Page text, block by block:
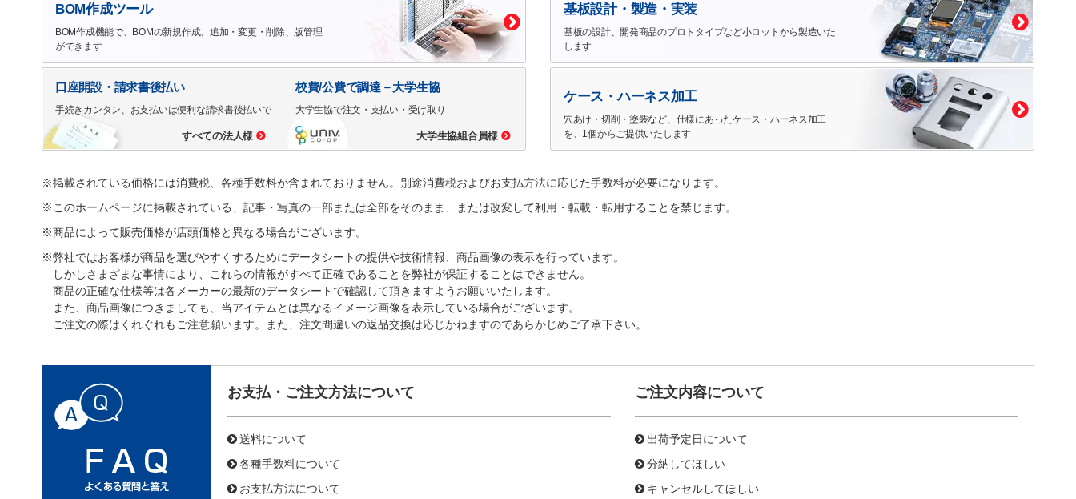
BOM作成ツール
BOM作成機能で、BOMの新規作成、追加・変更・削除、版管理
ができます
口座開設・請求書後払い
手続きカンタン、お支払いは便利な請求書後払いで
すべての法人様
校費/公費で調達－大学生協
大学生協で注文・支払い・受け取り
大学生協組合員様
基板設計・製造・実装
基板の設計、開発商品のプロトタイプなど小ロットから製造いた
します
ケース・ハーネス加工
穴あけ・切削・塗装など、仕様にあったケース・ハーネス加工
を、1個からご提供いたします
※掲載されている価格には消費税、各種手数料が含まれておりません。別途消費税およびお支払方法に応じた手数料が必要になります。
※このホームページに掲載されている、記事・写真の一部または全部をそのまま、または改変して利用・転載・転用することを禁じます。
※商品によって販売価格が店頭価格と異なる場合がございます。
※弊社ではお客様が商品を選びやすくするためにデータシートの提供や技術情報、商品画像の表示を行っています。
しかしさまざまな事情により、これらの情報がすべて正確であることを弊社が保証することはできません。
商品の正確な仕様等は各メーカーの最新のデータシートで確認して頂きますようお願いいたします。
また、商品画像につきましても、当アイテムとは異なるイメージ画像を表示している場合がございます。
ご注文の際はくれぐれもご注意願います。また、注文間違いの返品交換は応じかねますのであらかじめご了承下さい。
お支払・ご注文方法について
送料について
各種手数料について
お支払方法について
ご注文内容について
出荷予定日について
分納してほしい
キャンセルしてほしい